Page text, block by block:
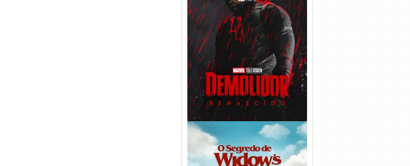
Demolidor: Renascido 2ª
Temporada (2026) WEB-DL
1080p Dual Áudio